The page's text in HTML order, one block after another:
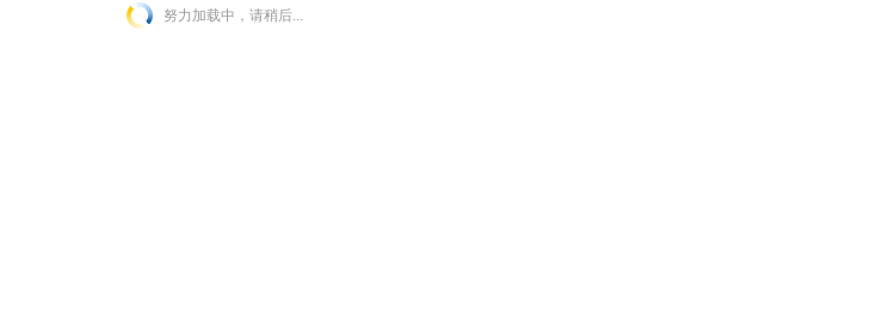
努力加载中，请稍后...